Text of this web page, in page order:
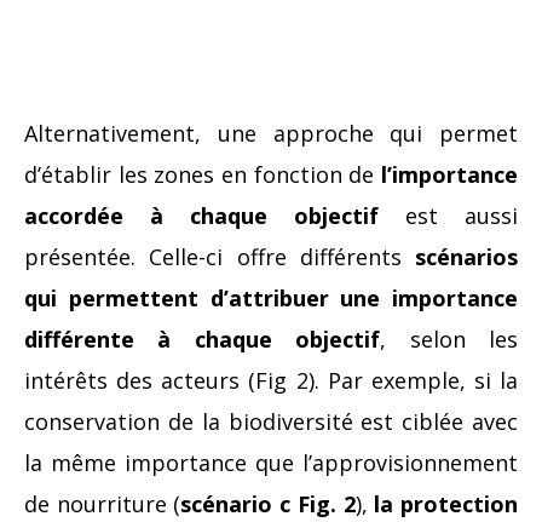
Alternativement, une approche qui permet
d’établir les zones en fonction de l’importance
accordée à chaque objectif est aussi
présentée. Celle-ci offre différents scénarios
qui permettent d’attribuer une importance
différente à chaque objectif, selon les
intérêts des acteurs (Fig 2). Par exemple, si la
conservation de la biodiversité est ciblée avec
la même importance que l’approvisionnement
de nourriture (scénario c Fig. 2), la protection